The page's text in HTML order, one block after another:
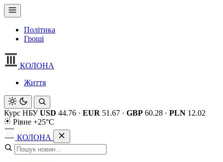
Політика
Гроші
КОЛОНА
Життя
Курс НБУ USD 44.76 · EUR 51.67 · GBP 60.28 · PLN 12.02
Рівне +25°C
КОЛОНА